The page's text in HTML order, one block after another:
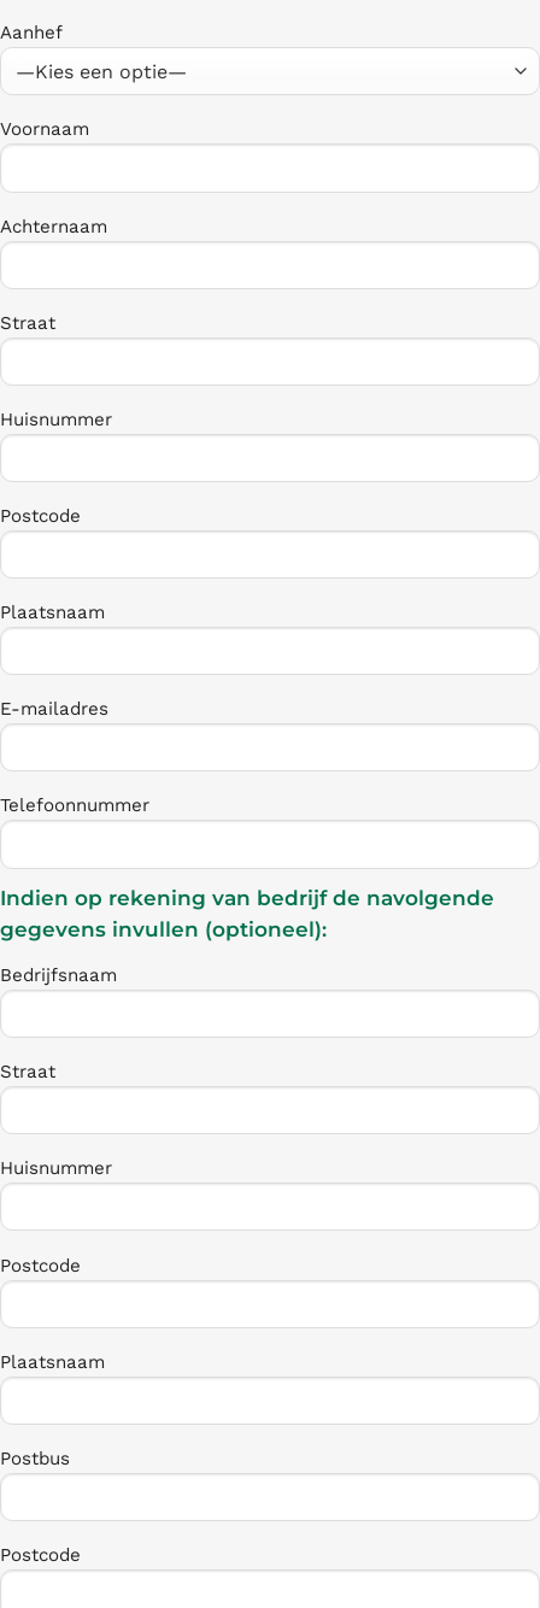
Aanhef
Voornaam
Achternaam
Straat
Huisnummer
Postcode
Plaatsnaam
E-mailadres
Telefoonnummer
Indien op rekening van bedrijf de navolgende
gegevens invullen (optioneel):
Bedrijfsnaam
Straat
Huisnummer
Postcode
Plaatsnaam
Postbus
Postcode